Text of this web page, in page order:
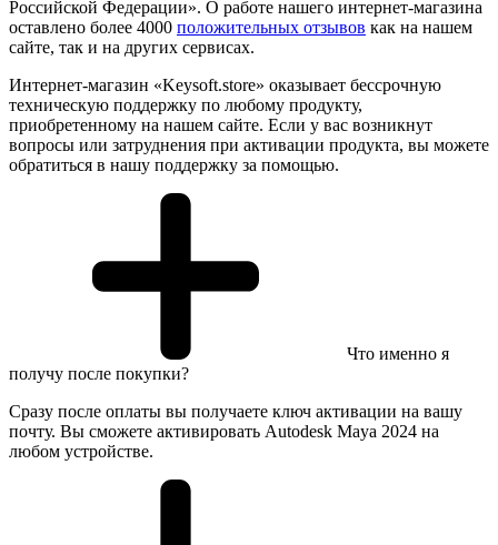
Российской Федерации». О работе нашего интернет-магазина
оставлено более 4000 положительных отзывов как на нашем
сайте, так и на других сервисах.
Интернет-магазин «Keysoft.store» оказывает бессрочную
техническую поддержку по любому продукту,
приобретенному на нашем сайте. Если у вас возникнут
вопросы или затруднения при активации продукта, вы можете
обратиться в нашу поддержку за помощью.
Что именно я
получу после покупки?
Сразу после оплаты вы получаете ключ активации на вашу
почту. Вы сможете активировать Autodesk Maya 2024 на
любом устройстве.